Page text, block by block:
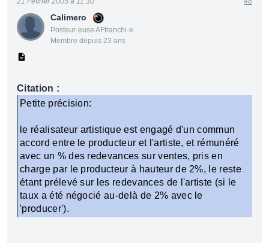
Calimero
Posteur·euse AFfranchi·e
Membre depuis 23 ans
Citation :
Petite précision:
le réalisateur artistique est engagé d'un commun
accord entre le producteur et l'artiste, et rémunéré
avec un % des redevances sur ventes, pris en
charge par le producteur à hauteur de 2%, le reste
étant prélevé sur les redevances de l'artiste (si le
taux a été négocié au-delà de 2% avec le
'producer').